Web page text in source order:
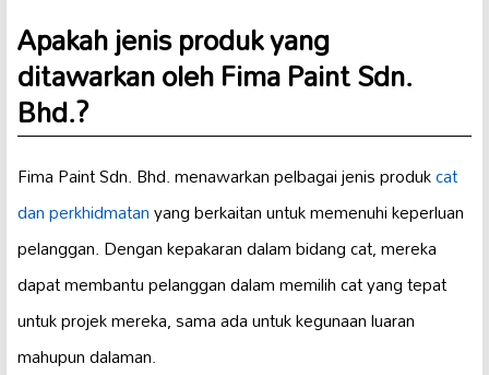
Apakah jenis produk yang
ditawarkan oleh Fima Paint Sdn.
Bhd.?
Fima Paint Sdn. Bhd. menawarkan pelbagai jenis produkcat
dan perkhidmatanyang berkaitan untuk memenuhi keperluan
pelanggan. Dengan kepakaran dalam bidang cat, mereka
dapat membantu pelanggan dalam memilih cat yang tepat
untuk projek mereka, sama ada untuk kegunaan luaran
mahupun dalaman.